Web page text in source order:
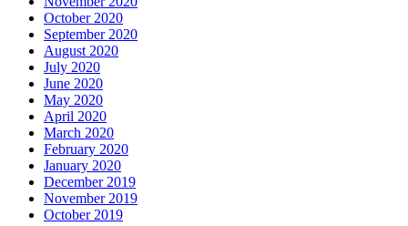
October 2020
September 2020
August 2020
July 2020
June 2020
May 2020
April 2020
March 2020
February 2020
January 2020
December 2019
November 2019
October 2019